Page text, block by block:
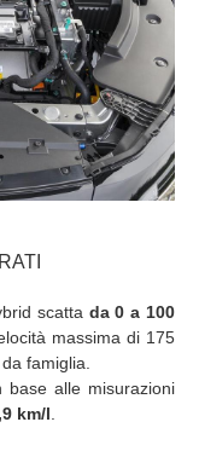
scatta da 0 a 100
massima di 175
famiglia.
base alle misurazioni
km/l.